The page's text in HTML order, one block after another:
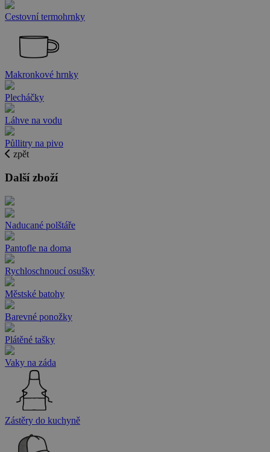
Cestovní termohrnky
Makronkové hrnky
Plecháčky
Láhve na vodu
Půllitry na pivo
zpět
Další zboží
Naducané polštáře
Pantofle na doma
Rychloschnoucí osušky
Městské batohy
Barevné ponožky
Plátěné tašky
Vaky na záda
Zástěry do kuchyně